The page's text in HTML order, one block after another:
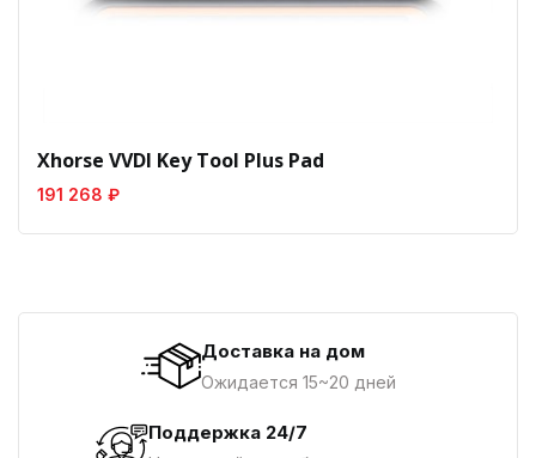
Xhorse VVDI Key Tool Plus Pad
191 268 ₽
Доставка на дом
Ожидается 15~20 дней
Поддержка 24/7